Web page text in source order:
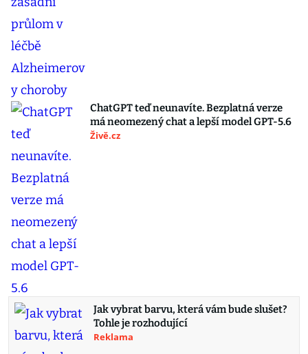
ChatGPT teď neunavíte. Bezplatná verze
má neomezený chat a lepší model GPT-5.6
Živě.cz
Jak vybrat barvu, která vám bude slušet?
Tohle je rozhodující
Reklama